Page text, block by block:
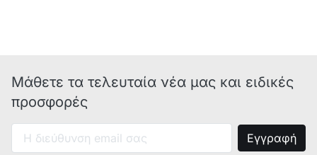
Μάθετε τα τελευταία νέα μας και ειδικές
προσφορές